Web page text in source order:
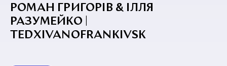
РОМАН ГРИГОРІВ & ІЛЛЯ
РАЗУМЕЙКО |
TEDXIVANOFRANKIVSK